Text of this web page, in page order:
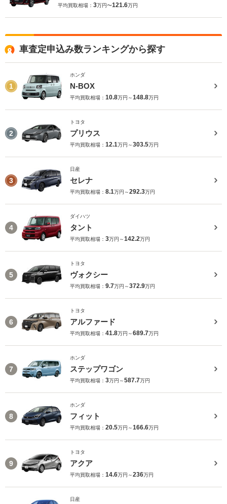
平均買取相場： 3万円〜121.6万円
車査定申込み数ランキングから探す
1
ホンダ
N-BOX
平均買取相場： 10.8万円～148.8万円
2
トヨタ
プリウス
平均買取相場： 12.1万円～303.5万円
3
日産
セレナ
平均買取相場： 8.1万円～292.3万円
4
ダイハツ
タント
平均買取相場： 3万円～142.2万円
5
トヨタ
ヴォクシー
平均買取相場： 9.7万円～372.9万円
6
トヨタ
アルファード
平均買取相場： 41.8万円～689.7万円
7
ホンダ
ステップワゴン
平均買取相場： 3万円～587.7万円
8
ホンダ
フィット
平均買取相場： 20.5万円～166.6万円
9
トヨタ
アクア
平均買取相場： 14.6万円～236万円
日産